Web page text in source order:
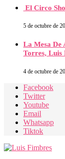
El Circo
5 de octubre de
La Mesa De
Torres, Luis
4 de octubre de
Facebook
Twitter
Youtube
Email
Whatsapp
Tiktok